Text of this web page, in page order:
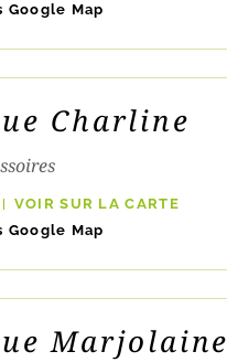
Google Map
Charline
VOIR SUR LA CARTE
Google Map
Marjolaine